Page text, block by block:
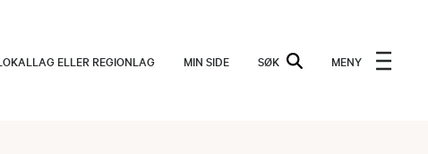
ELLER REGIONLAG MIN SIDE SØK MENY